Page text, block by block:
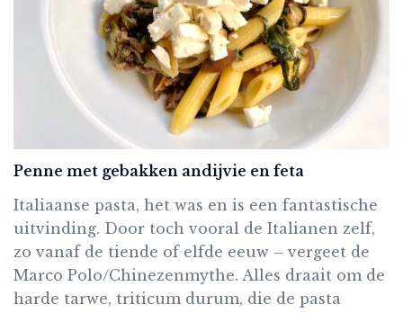
Penne met gebakken andijvie en feta
Italiaanse pasta, het was en is een fantastische
uitvinding. Door toch vooral de Italianen zelf,
zo vanaf de tiende of elfde eeuw – vergeet de
Marco Polo/Chinezenmythe. Alles draait om de
harde tarwe, triticum durum, die de pasta